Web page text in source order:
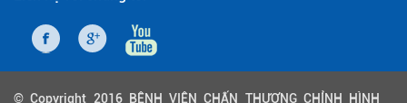
© Copyright 2016 BỆNH VIỆN CHẤN THƯƠNG CHỈNH HÌNH